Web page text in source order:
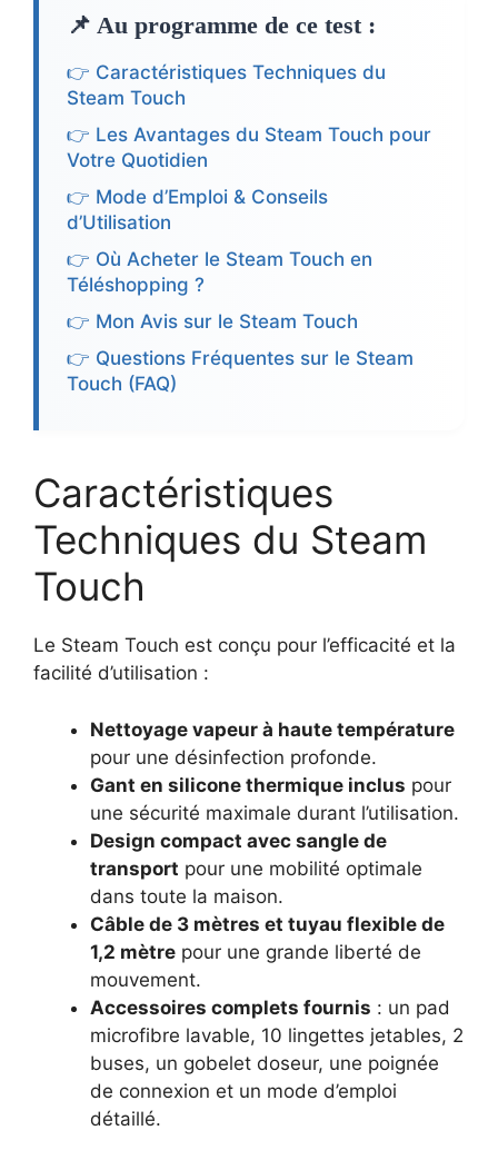
📌 Au programme de ce test :
👉 Caractéristiques Techniques du
Steam Touch
👉 Les Avantages du Steam Touch pour
Votre Quotidien
👉 Mode d’Emploi & Conseils
d’Utilisation
👉 Où Acheter le Steam Touch en
Téléshopping ?
👉 Mon Avis sur le Steam Touch
👉 Questions Fréquentes sur le Steam
Touch (FAQ)
Caractéristiques
Techniques du Steam
Touch
Le Steam Touch est conçu pour l’efficacité et la
facilité d’utilisation :
Nettoyage vapeur à haute température
pour une désinfection profonde.
Gant en silicone thermique inclus pour
une sécurité maximale durant l’utilisation.
Design compact avec sangle de
transport pour une mobilité optimale
dans toute la maison.
Câble de 3 mètres et tuyau flexible de
1,2 mètre pour une grande liberté de
mouvement.
Accessoires complets fournis : un pad
microfibre lavable, 10 lingettes jetables, 2
buses, un gobelet doseur, une poignée
de connexion et un mode d’emploi
détaillé.